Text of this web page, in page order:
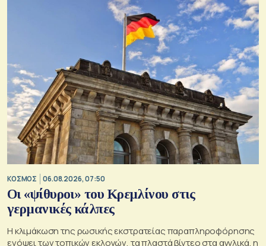
ΚΟΣΜΟΣ 06.08.2026, 07:50
Οι «ψίθυροι» του Κρεμλίνου στις
γερμανικές κάλπες
Η κλιμάκωση της ρωσικής εκστρατείας παραπληροφόρησης
ενόψει των τοπικών εκλογών, τα πλαστά βίντεο στα αγγλικά, η